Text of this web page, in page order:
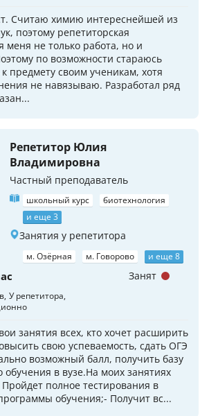
Считаю химию интереснейшей из
поэтому репетиторская
меня не только работа, но и
по возможности стараюсь
предмету своим ученикам, хотя
не навязываю. Разработал ряд
Репетитор Юлия
Владимировна
Частный преподаватель
школьный курс
биотехнология
и еще 3
Занятия у репетитора
м. Озёрная м. Говорово и еще 8
У репетитора
занятия всех, кто хочет расширить
свою успеваемость, сдать ОГЭ
возможный балл, получить базу
обучения в вузе.На моих занятиях
полное тестирования в
обучения;- Получит вс...
Занят